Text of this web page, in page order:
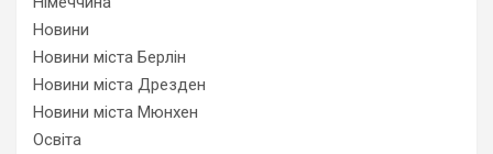
Новини
Новини міста Берлін
Новини міста Дрезден
Новини міста Мюнхен
Освіта